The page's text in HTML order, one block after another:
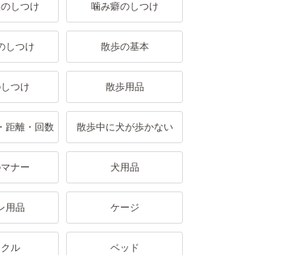
しつけ 噛み癖のしつけ
しつけ 散歩の基本
つけ 散歩用品
距離・回数 散歩中に犬が歩かない
ナー 犬用品
用品 ケージ
ル ベッド